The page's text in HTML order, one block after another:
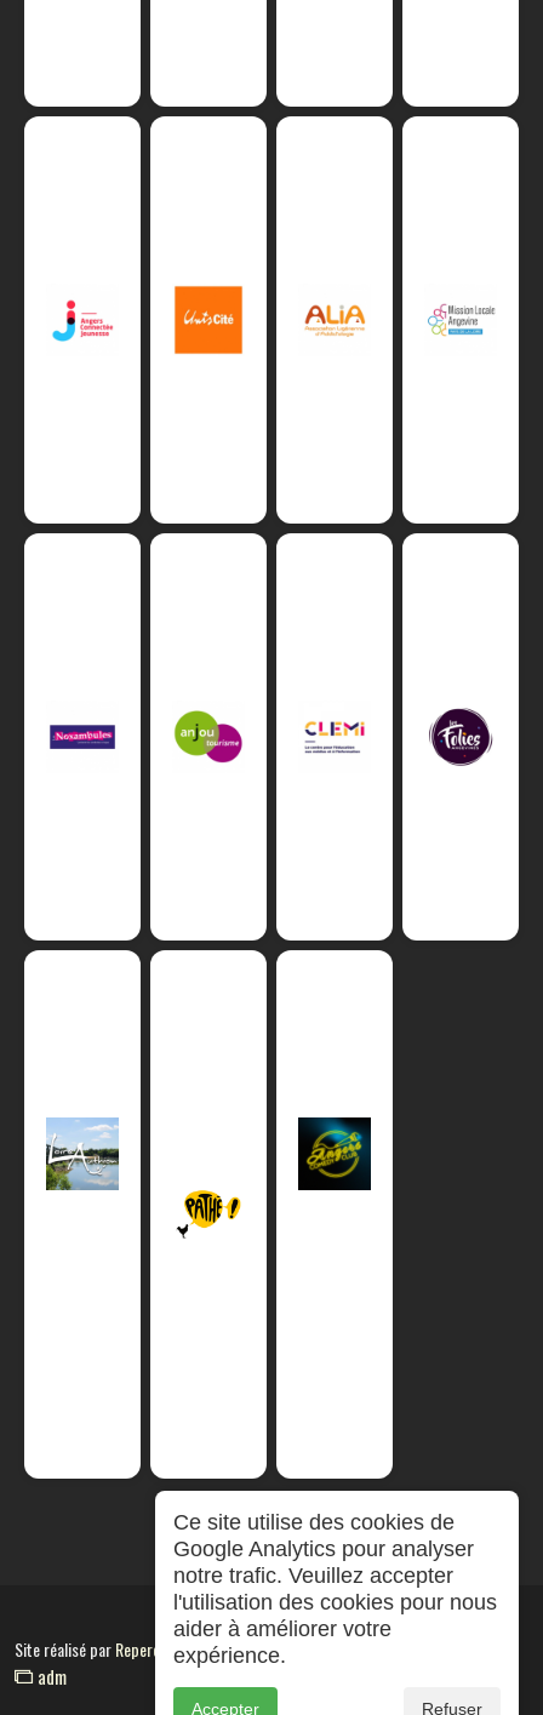
Site réalisé parRepereCom
adm
Ce site utilise des cookies de
Google Analytics pour analyser
notre trafic. Veuillez accepter
l'utilisation des cookies pour nous
aider à améliorer votre
expérience.
Accepter Refuser